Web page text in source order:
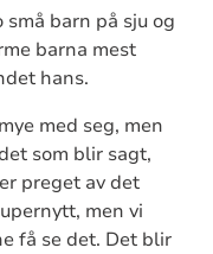
barn på sju og
barna mest
hans.
med seg, men
som blir sagt,
preget av det
men vi
få se det. Det blir